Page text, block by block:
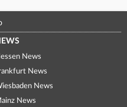
News
News
News
News